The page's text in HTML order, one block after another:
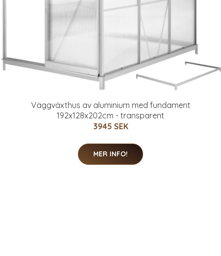
Väggväxthus av aluminium med fundament
192x128x202cm - transparent
3945 SEK
MER INFO!